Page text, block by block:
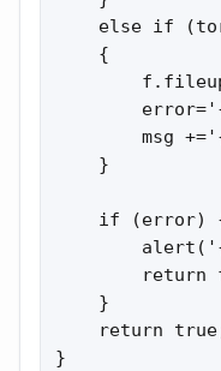
else if
    {
msg
    }
if (error)
return
    }
return
}